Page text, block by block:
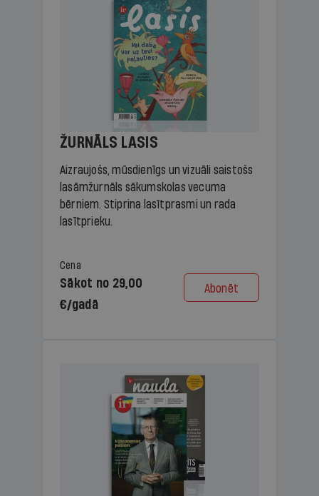
ŽURNĀLS LASIS
Aizraujošs, mūsdienīgs un vizuāli saistošs
lasāmžurnāls sākumskolas vecuma
bērniem. Stiprina lasītprasmi un rada
lasītprieku.
Cena
Sākot no 29,00
€/gadā
Abonēt